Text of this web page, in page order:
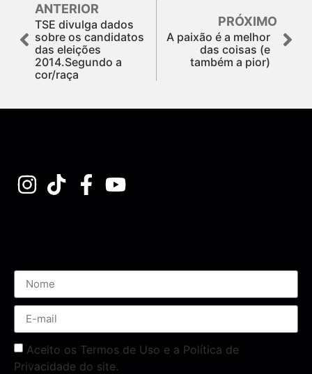
ANTERIOR
TSE divulga dados
sobre os candidatos
das eleições
2014.Segundo a
cor/raça
PRÓXIMO
A paixão é a melhor
das coisas (e
também a pior)
Aceito os Termos de Uso e a Política de
Privacidade do site.